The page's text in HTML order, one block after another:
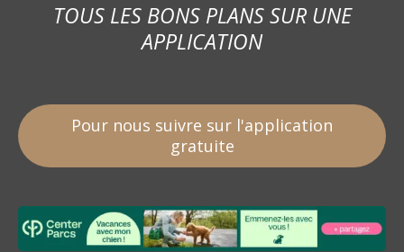
TOUS LES BONS PLANS SUR UNE
APPLICATION
Pour nous suivre sur l'application
gratuite